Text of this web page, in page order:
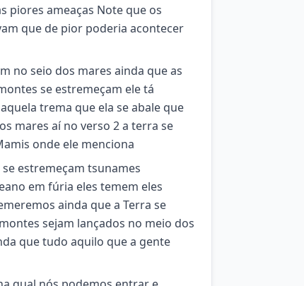
piores ameaças Note que os
que de pior poderia acontecer
no seio dos mares ainda que as
se estremeçam ele tá
trema que ela se abale que
mares aí no verso 2 a terra se
onde ele menciona
estremeçam tsunames
em fúria eles temem eles
ainda que a Terra se
sejam lançados no meio dos
que tudo aquilo que a gente